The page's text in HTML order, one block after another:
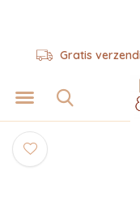
Gratis